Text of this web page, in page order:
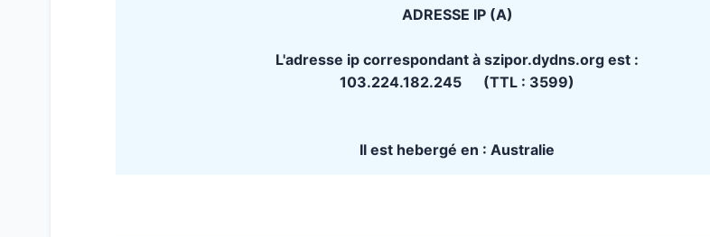
ADRESSE IP (A)
L'adresse ip correspondant à szipor.dydns.org est :
103.224.182.245 (TTL : 3599)
Il est hebergé en : Australie